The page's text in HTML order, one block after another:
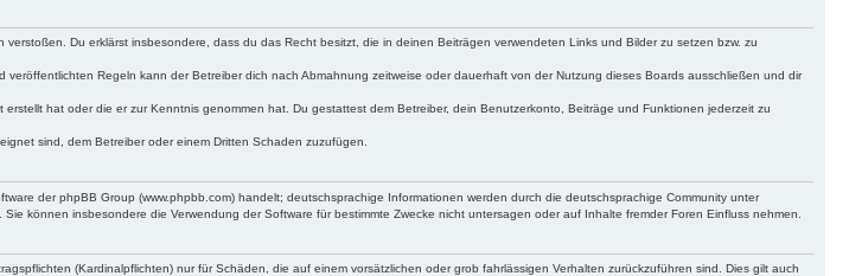
Du erklärst insbesondere, dass du das Recht besitzt, die in deinen Beiträgen verwendeten Links und Bilder zu setzen bzw. zu
Regeln kann der Betreiber dich nach Abmahnung zeitweise oder dauerhaft von der Nutzung dieses Boards ausschließen und dir
hat oder die er zur Kenntnis genommen hat. Du gestattest dem Betreiber, dein Benutzerkonto, Beiträge und Funktionen jederzeit zu
sind, dem Betreiber oder einem Dritten Schaden zuzufügen.
der phpBB Group (www.phpbb.com) handelt; deutschsprachige Informationen werden durch die deutschsprachige Community unter
können insbesondere die Verwendung der Software für bestimmte Zwecke nicht untersagen oder auf Inhalte fremder Foren Einfluss nehmen.
(Kardinalpflichten) nur für Schäden, die auf einem vorsätzlichen oder grob fahrlässigen Verhalten zurückzuführen sind. Dies gilt auch